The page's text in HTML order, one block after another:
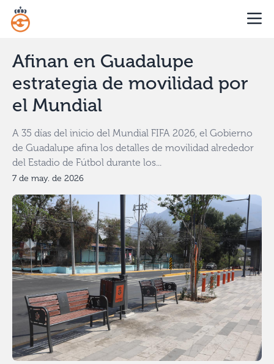
Afinan en Guadalupe
estrategia de movilidad por
el Mundial
A 35 días del inicio del Mundial FIFA 2026, el Gobierno
de Guadalupe afina los detalles de movilidad alrededor
del Estadio de Fútbol durante los...
7 de may. de 2026